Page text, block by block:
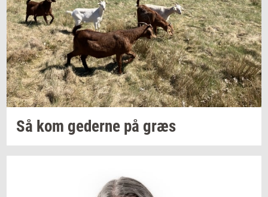
Så kom ge­der­ne på græs